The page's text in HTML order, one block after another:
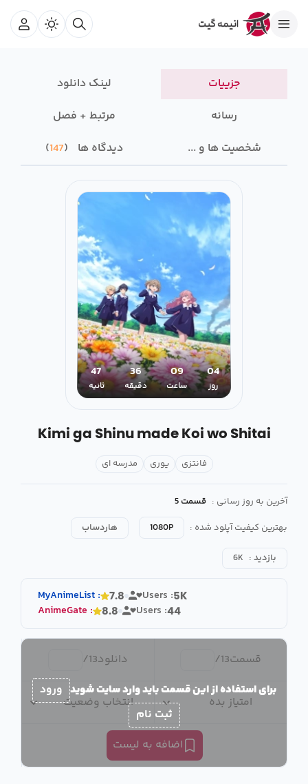
جزییات
لینک دانلود
رسانه‌
مرتبط + فصل
شخصیت ها و ...
دیدگاه ها 147
04
روز
09
ساعت
36
دقیقه
46
ثانیه
Kimi ga Shinu made Koi wo Shitai
فانتزی یوری مدرسه ای
آخرین به روز رسانی : قسمت 5
بهترین کیفیت آپلود شده :
1080P هاردساب
بازدید : 6K
MyAnimeList : 7.8 Users :5K
AnimeGate : 8.8 Users :44
قسمت13
/ دانلود13
/
امتیاز بده انتخاب وضعیت
اضافه به لیست
برای استفاده از این قسمت باید وارد سایت شوید ورود
ثبت نام